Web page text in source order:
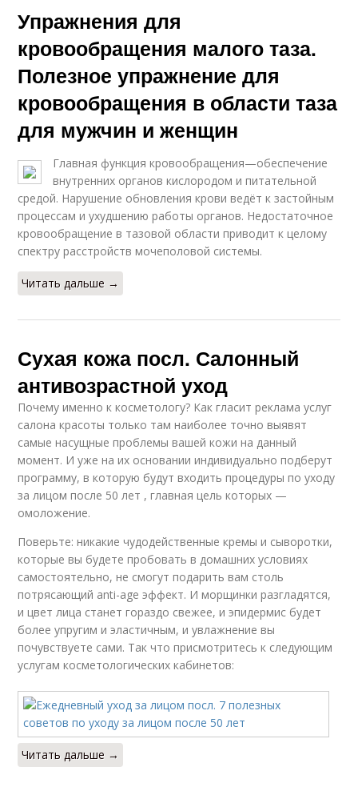
Упражнения для
кровообращения малого таза.
Полезное упражнение для
кровообращения в области таза
для мужчин и женщин
Главная функция кровообращения—обеспечение
внутренних органов кислородом и питательной
средой. Нарушение обновления крови ведёт к застойным
процессам и ухудшению работы органов. Недостаточное
кровообращение в тазовой области приводит к целому
спектру расстройств мочеполовой системы.
Читать дальше →
Сухая кожа посл. Салонный
антивозрастной уход
Почему именно к косметологу? Как гласит реклама услуг
салона красоты только там наиболее точно выявят
самые насущные проблемы вашей кожи на данный
момент. И уже на их основании индивидуально подберут
программу, в которую будут входить процедуры по уходу
за лицом после 50 лет , главная цель которых —
омоложение.
Поверьте: никакие чудодейственные кремы и сыворотки,
которые вы будете пробовать в домашних условиях
самостоятельно, не смогут подарить вам столь
потрясающий anti-age эффект. И морщинки разгладятся,
и цвет лица станет гораздо свежее, и эпидермис будет
более упругим и эластичным, и увлажнение вы
почувствуете сами. Так что присмотритесь к следующим
услугам косметологических кабинетов:
Читать дальше →